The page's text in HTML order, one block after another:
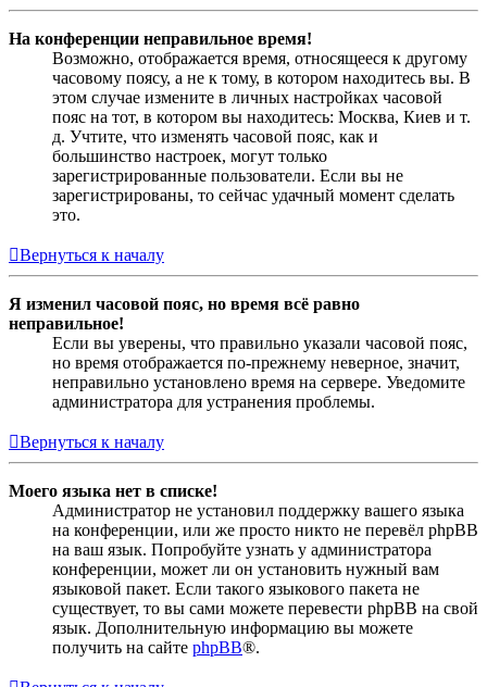
На конференции неправильное время!
Возможно, отображается время, относящееся к другому
часовому поясу, а не к тому, в котором находитесь вы. В
этом случае измените в личных настройках часовой
пояс на тот, в котором вы находитесь: Москва, Киев и т.
д. Учтите, что изменять часовой пояс, как и
большинство настроек, могут только
зарегистрированные пользователи. Если вы не
зарегистрированы, то сейчас удачный момент сделать
это.
Вернуться к началу
Я изменил часовой пояс, но время всё равно
неправильное!
Если вы уверены, что правильно указали часовой пояс,
но время отображается по-прежнему неверное, значит,
неправильно установлено время на сервере. Уведомите
администратора для устранения проблемы.
Вернуться к началу
Моего языка нет в списке!
Администратор не установил поддержку вашего языка
на конференции, или же просто никто не перевёл phpBB
на ваш язык. Попробуйте узнать у администратора
конференции, может ли он установить нужный вам
языковой пакет. Если такого языкового пакета не
существует, то вы сами можете перевести phpBB на свой
язык. Дополнительную информацию вы можете
получить на сайте phpBB®.